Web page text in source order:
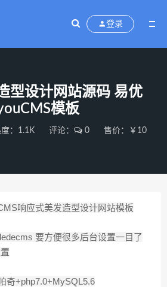
登录
型设计网站源码 易优
模板
：1.1K 评论： 0 售价：￥10
响应式美发造型设计网站模板
要方便很多后台设置一目了
奇+php7.0+MySQL5.6